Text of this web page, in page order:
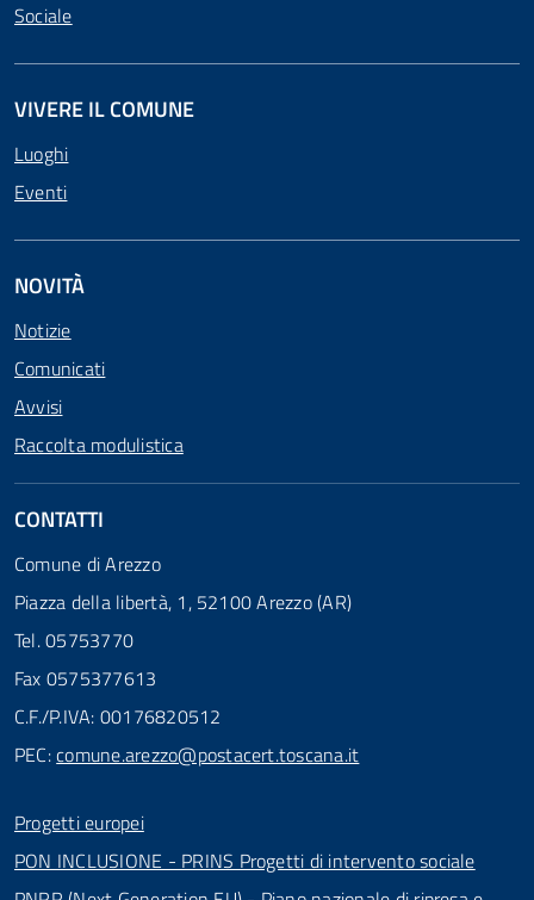
Sociale
VIVERE IL COMUNE
Luoghi
Eventi
NOVITÀ
Notizie
Comunicati
Avvisi
Raccolta modulistica
CONTATTI
Comune di Arezzo
Piazza della libertà, 1, 52100 Arezzo (AR)
Tel. 05753770
Fax 0575377613
C.F./P.IVA: 00176820512
PEC:comune.arezzo@postacert.toscana.it
Progetti europei
PON INCLUSIONE - PRINS Progetti di intervento sociale